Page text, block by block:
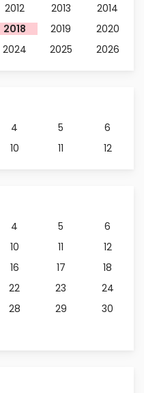
2012 2013
2014
2018 2019
2020
2024 2025 2026
4 5
6
10 11 12
4 5
6
10 11
12
16 17
18
22 23
24
28 29
30